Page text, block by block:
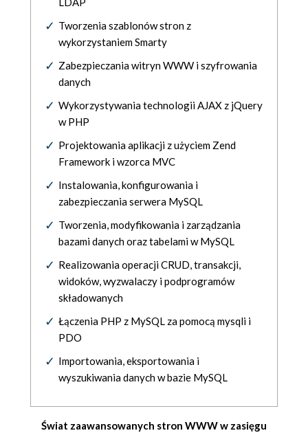
Tworzenia szablonów stron z
wykorzystaniem Smarty
Zabezpieczania witryn WWW i szyfrowania
danych
Wykorzystywania technologii AJAX z jQuery
w PHP
Projektowania aplikacji z użyciem Zend
Framework i wzorca MVC
Instalowania, konfigurowania i
zabezpieczania serwera MySQL
Tworzenia, modyfikowania i zarządzania
bazami danych oraz tabelami w MySQL
Realizowania operacji CRUD, transakcji,
widoków, wyzwalaczy i podprogramów
składowanych
Łączenia PHP z MySQL za pomocą mysqli i
PDO
Importowania, eksportowania i
wyszukiwania danych w bazie MySQL
Świat zaawansowanych stron WWW w zasięgu